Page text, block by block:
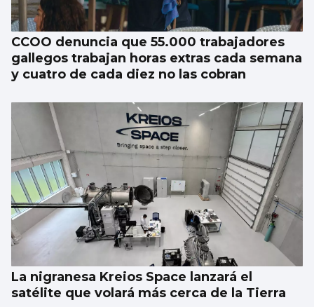
CCOO denuncia que 55.000 trabajadores
gallegos trabajan horas extras cada semana
y cuatro de cada diez no las cobran
La nigranesa Kreios Space lanzará el
satélite que volará más cerca de la Tierra